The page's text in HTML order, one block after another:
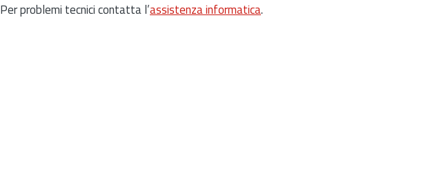
Per problemi tecnici contatta l’assistenza informatica.